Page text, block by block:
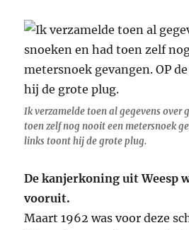
Ik verzamelde toen al gegevens over
toen zelf nog nooit een metersnoek
links toont hij de grote plug.
De kanjerkoning uit Weesp
vooruit.
Maart 1962 was voor deze